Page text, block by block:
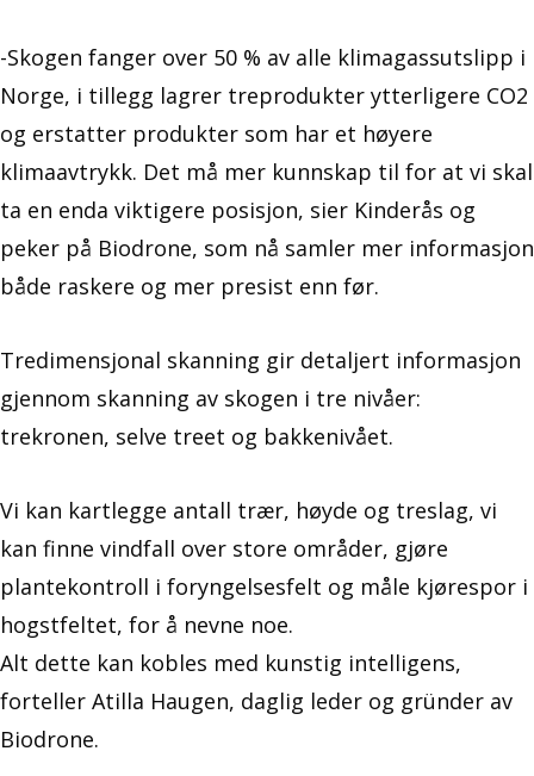
-Skogen fanger over 50 % av alle klimagassutslipp i
Norge, i tillegg lagrer treprodukter ytterligere CO2
og erstatter produkter som har et høyere
klimaavtrykk. Det må mer kunnskap til for at vi skal
ta en enda viktigere posisjon, sier Kinderås og
peker på Biodrone, som nå samler mer informasjon
både raskere og mer presist enn før.
Tredimensjonal skanning gir detaljert informasjon
gjennom skanning av skogen i tre nivåer:
trekronen, selve treet og bakkenivået.
Vi kan kartlegge antall trær, høyde og treslag, vi
kan finne vindfall over store områder, gjøre
plantekontroll i foryngelsesfelt og måle kjørespor i
hogstfeltet, for å nevne noe.
Alt dette kan kobles med kunstig intelligens,
forteller Atilla Haugen, daglig leder og gründer av
Biodrone.